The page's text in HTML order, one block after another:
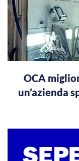
OCA
un’azienda